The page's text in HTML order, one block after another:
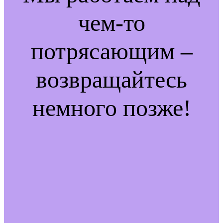
чем-то
потрясающим –
возвращайтесь
немного позже!